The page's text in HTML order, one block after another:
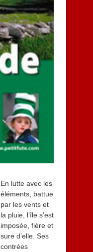
4
En lutte avec les
éléments, battue
par les vents et
la pluie, l’île s’est
imposée, fière et
sure d’elle. Ses
contrées